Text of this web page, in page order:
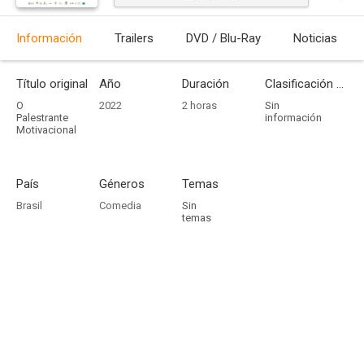
Información Trailers DVD / Blu-Ray Noticias
Título original
O
Palestrante
Motivacional
Año
2022
Duración
2 horas
Clasificación por edades
Sin
información
País
Brasil
Géneros
Comedia
Temas
Sin
temas